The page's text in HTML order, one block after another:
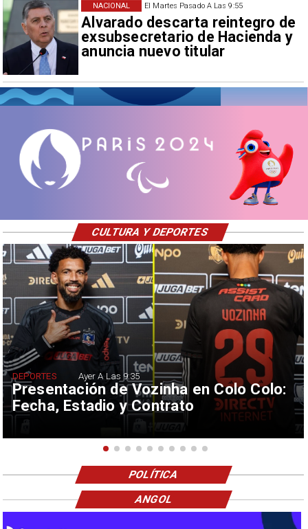
El Martes Pasado A Las 9:55
Alvarado descarta reintegro de
exsubsecretario de Hacienda y
anuncia nuevo titular
NACIONAL
Presentación de Vozinha en Colo Colo:
Fecha, Estadio y Contrato
DEPORTES Ayer A Las 9:35
CULTURA Y DEPORTES
POLÍTICA
ANGOL